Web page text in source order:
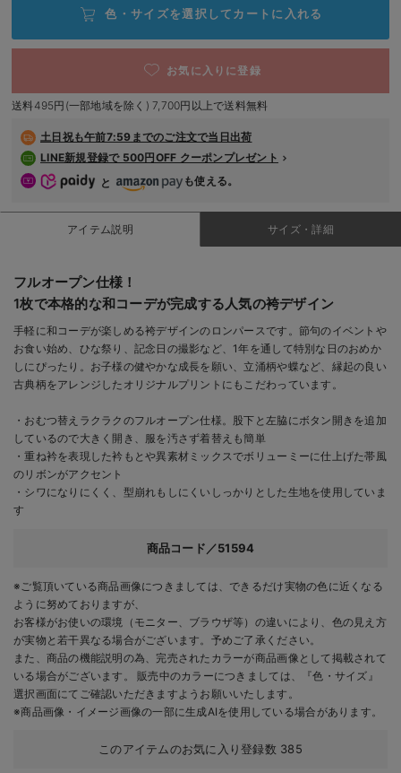
ファルスカ
入院準備の持ち物チェック
色・サイズを選択して カートに入れる
お気に入りに登録
送料495円(一部地域を除く) 7,700円以上で送料無料
グレー
70/在庫あり
70/在庫あり
￥6,980
カートに入れる
80/在庫あり
￥6,980
閉じる
土日祝も午前7:59までのご注文で当日出荷
LINE新規登録で 500円OFF クーポンプレゼント
と
も使える。
アイテム説明 サイズ・詳細
フルオープン仕様！
1枚で本格的な和コーデが完成する人気の袴デザイン
手軽に和コーデが楽しめる袴デザインのロンパースです。節句のイベントや
お食い始め、ひな祭り、記念日の撮影など、1年を通して特別な日のおめか
しにぴったり。お子様の健やかな成長を願い、立涌柄や蝶など、縁起の良い
古典柄をアレンジしたオリジナルプリントにもこだわっています。
・おむつ替えラクラクのフルオープン仕様。股下と左脇にボタン開きを追加
しているので大きく開き、服を汚さず着替えも簡単
・重ね衿を表現した衿もとや異素材ミックスでボリューミーに仕上げた帯風
のリボンがアクセント
・シワになりにくく、型崩れもしにくいしっかりとした生地を使用していま
す
商品コード／51594
※ご覧頂いている商品画像につきましては、できるだけ実物の色に近くなる
ように努めておりますが、
お客様がお使いの環境（モニター、ブラウザ等）の違いにより、色の見え方
が実物と若干異なる場合がございます。予めご了承ください。
また、商品の機能説明の為、完売されたカラーが商品画像として掲載されて
いる場合がございます。 販売中のカラーにつきましては、『色・サイズ』
選択画面にてご確認いただきますようお願いいたします。
※商品画像・イメージ画像の一部に生成AIを使用している場合があります。
このアイテムのお気に入り登録数 385